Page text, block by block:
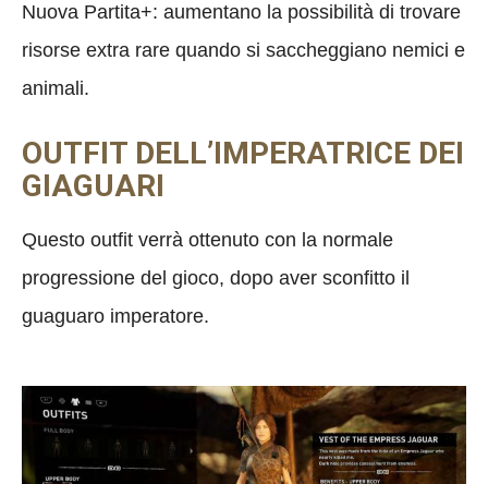
Nuova Partita+: aumentano la possibilità di trovare
risorse extra rare quando si saccheggiano nemici e
animali.
OUTFIT DELL’IMPERATRICE DEI
GIAGUARI
Questo outfit verrà ottenuto con la normale
progressione del gioco, dopo aver sconfitto il
guaguaro imperatore.